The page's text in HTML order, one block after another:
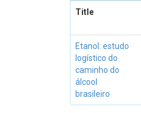
Title
Etanol: estudo
logístico do
caminho do
álcool
brasileiro